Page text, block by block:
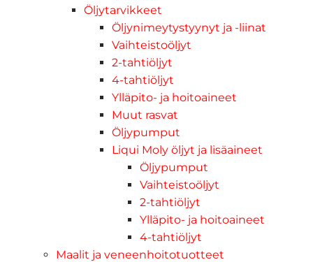
Öljytarvikkeet
Öljynimeytystyynyt ja -liinat
Vaihteistoöljyt
2-tahtiöljyt
4-tahtiöljyt
Ylläpito- ja hoitoaineet
Muut rasvat
Öljypumput
Liqui Moly öljyt ja lisäaineet
Öljypumput
Vaihteistoöljyt
2-tahtiöljyt
Ylläpito- ja hoitoaineet
4-tahtiöljyt
Maalit ja veneenhoitotuotteet